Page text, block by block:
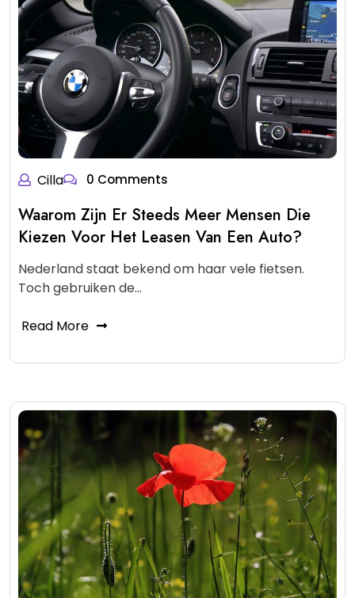
Cilla 0 Comments
Waarom Zijn Er Steeds Meer Mensen Die
Kiezen Voor Het Leasen Van Een Auto?
Nederland staat bekend om haar vele fietsen.
Toch gebruiken de…
Read More